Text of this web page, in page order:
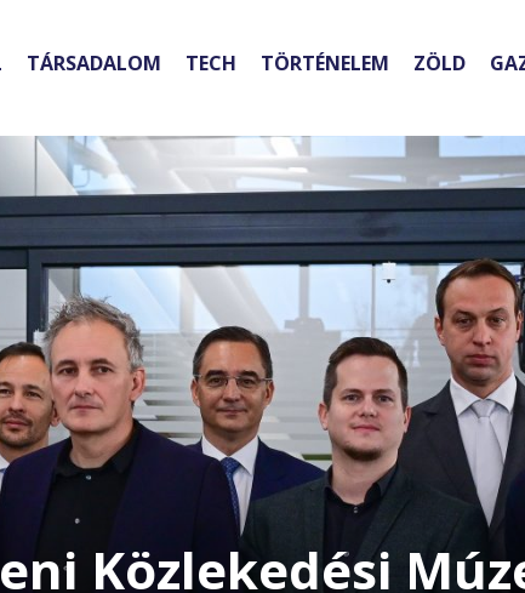
TÁRSADALOM TECH TÖRTÉNELEM ZÖLD
Közlekedési